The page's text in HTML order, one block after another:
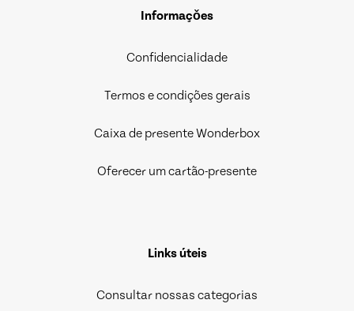
Informaçǒes
Confidencialidade
Termos e condições gerais
Caixa de presente Wonderbox
Oferecer um cartão-presente
Links úteis
Consultar nossas categorias